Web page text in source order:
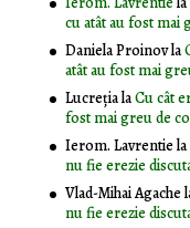
cu atât au fost mai
Daniela Proinovla
atât au fost mai
LucrețialaCu cât
fost mai greu de
Ierom. Lavrentiela
nu fie erezie
Vlad-Mihai Agache
nu fie erezie